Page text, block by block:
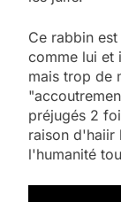
Ce rabbin
comme lui et
mais trop de
préjugés 2
raison d'haiir
l'humanité